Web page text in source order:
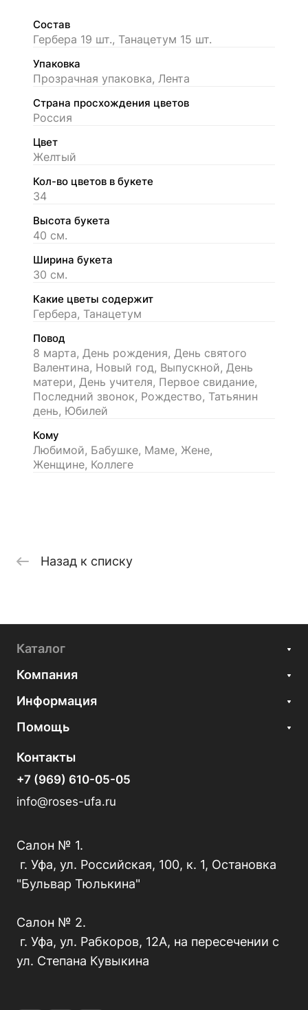
Состав
Гербера 19 шт., Танацетум 15 шт.
Упаковка
Прозрачная упаковка, Лента
Страна просхождения цветов
Россия
Цвет
Желтый
Кол-во цветов в букете
34
Высота букета
40 см.
Ширина букета
30 см.
Какие цветы содержит
Гербера, Танацетум
Повод
8 марта, День рождения, День святого
Валентина, Новый год, Выпускной, День
матери, День учителя, Первое свидание,
Последний звонок, Рождество, Татьянин
день, Юбилей
Кому
Любимой, Бабушке, Маме, Жене,
Женщине, Коллеге
Назад к списку
Каталог
Компания
Информация
Помощь
Контакты
+7 (969) 610-05-05
info@roses-ufa.ru
Салон № 1.
г. Уфа, ул. Российская, 100, к. 1, Остановка
"Бульвар Тюлькина"
Салон № 2.
г. Уфа, ул. Рабкоров, 12А, на пересечении с
ул. Степана Кувыкина